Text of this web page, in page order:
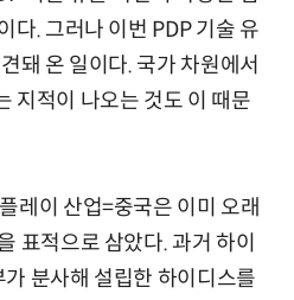
다. 그러나 이번 PDP 기술 유
돼 온 일이다. 국가 차원에서
지적이 나오는 것도 이 때문
이 산업=중국은 이미 오래
표적으로 삼았다. 과거 하이
분사해 설립한 하이디스를